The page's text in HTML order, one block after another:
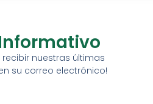
nuestras últimas
su correo electrónico!